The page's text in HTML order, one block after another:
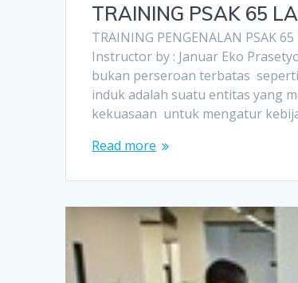
TRAINING PSAK 65
TRAINING PENGENALAN PSAK
Instructor by : Januar Eko
bukan perseroan terbatas
induk adalah suatu entitas yang
kekuasaan untuk mengatur
Read more